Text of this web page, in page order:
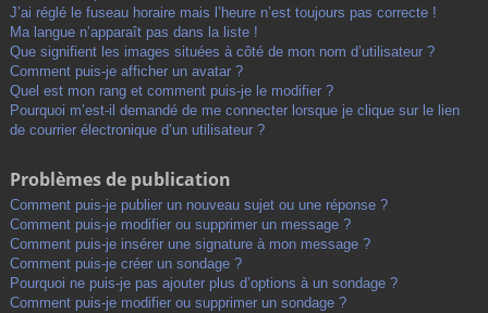
J’ai réglé le fuseau horaire mais l’heure n’est toujours pas correcte !
Ma langue n’apparaît pas dans la liste !
Que signifient les images situées à côté de mon nom d’utilisateur ?
Comment puis-je afficher un avatar ?
Quel est mon rang et comment puis-je le modifier ?
Pourquoi m’est-il demandé de me connecter lorsque je clique sur le lien
de courrier électronique d’un utilisateur ?
Problèmes de publication
Comment puis-je publier un nouveau sujet ou une réponse ?
Comment puis-je modifier ou supprimer un message ?
Comment puis-je insérer une signature à mon message ?
Comment puis-je créer un sondage ?
Pourquoi ne puis-je pas ajouter plus d’options à un sondage ?
Comment puis-je modifier ou supprimer un sondage ?